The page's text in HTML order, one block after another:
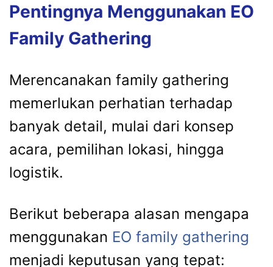
Pentingnya Menggunakan EO
Family Gathering
Merencanakan family gathering
memerlukan perhatian terhadap
banyak detail, mulai dari konsep
acara, pemilihan lokasi, hingga
logistik.
Berikut beberapa alasan mengapa
menggunakan EO family gathering
menjadi keputusan yang tepat: